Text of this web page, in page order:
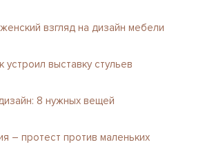
взгляд на дизайн мебели
устроил выставку стульев
8 нужных вещей
– протест против маленьких